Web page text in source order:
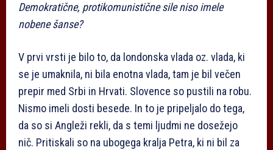
Demokratične, protikomunistične sile niso imele
nobene šanse?
V prvi vrsti je bilo to, da londonska vlada oz. vlada, ki
se je umaknila, ni bila enotna vlada, tam je bil večen
prepir med Srbi in Hrvati. Slovence so pustili na robu.
Nismo imeli dosti besede. In to je pripeljalo do tega,
da so si Angleži rekli, da s temi ljudmi ne dosežejo
nič. Pritiskali so na ubogega kralja Petra, ki ni bil za